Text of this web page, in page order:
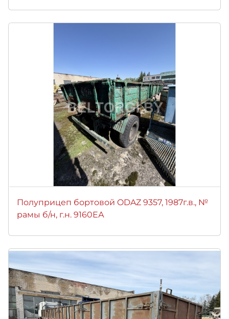
Полуприцеп бортовой ODAZ 9357, 1987г.в., №
рамы б/н, г.н. 9160ЕА